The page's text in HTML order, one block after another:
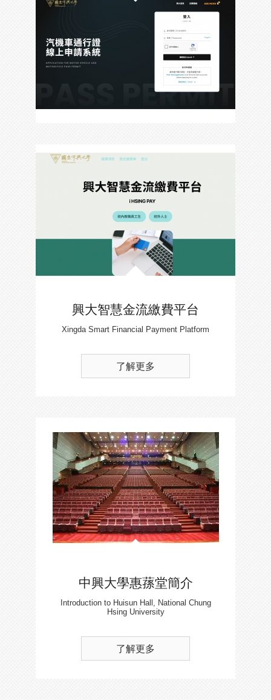
興大智慧金流繳費平台
Xingda Smart Financial Payment Platform
了解更多
中興大學惠蓀堂簡介
Introduction to Huisun Hall, National Chung
Hsing University
了解更多